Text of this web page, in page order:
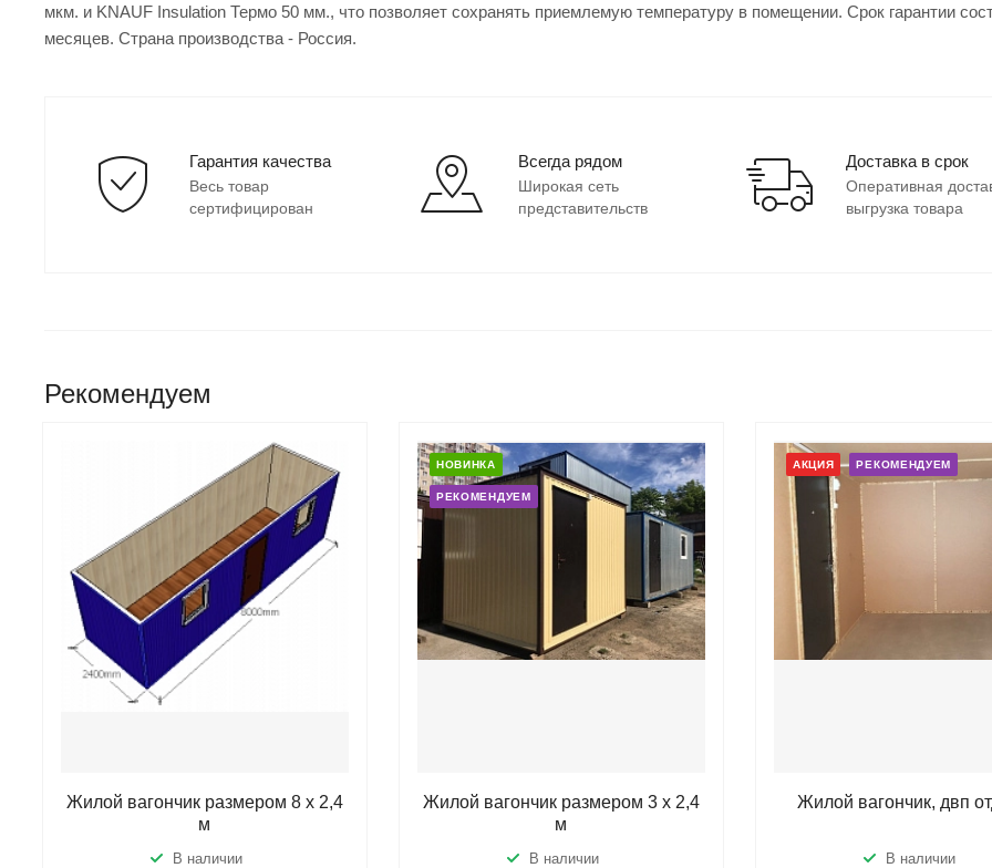
мкм. и KNAUF Insulation Термо 50 мм., что позволяет сохранять приемлемую температуру в помещении. Срок гарантии
месяцев. Страна производства - Россия.
Гарантия качества
Весь товар
сертифицирован
Всегда рядом
Широкая сеть
представительств
Доставка в срок
Оперативная
выгрузка товара
Рекомендуем
Жилой вагончик размером 8 х 2,4
м
В наличии
НОВИНКА
РЕКОМЕНДУЕМ
Жилой вагончик размером 3 х 2,4
м
В наличии
АКЦИЯ РЕКОМЕНДУЕМ
Жилой вагончик, двп
В наличии